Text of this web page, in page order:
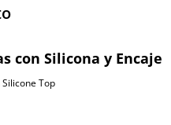
con Silicona y Encaje
Top